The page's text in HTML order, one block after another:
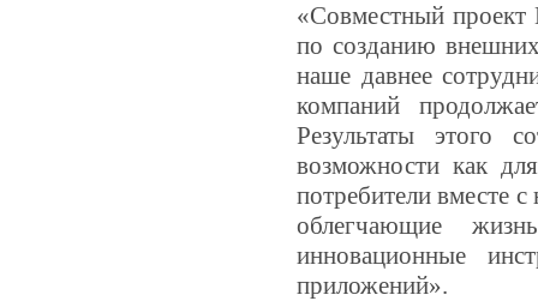
«Совместный
по созданию
наше давнее
компаний
Результаты этого
возможности как
потребители вместе
облегчающие
инновационные
приложений».